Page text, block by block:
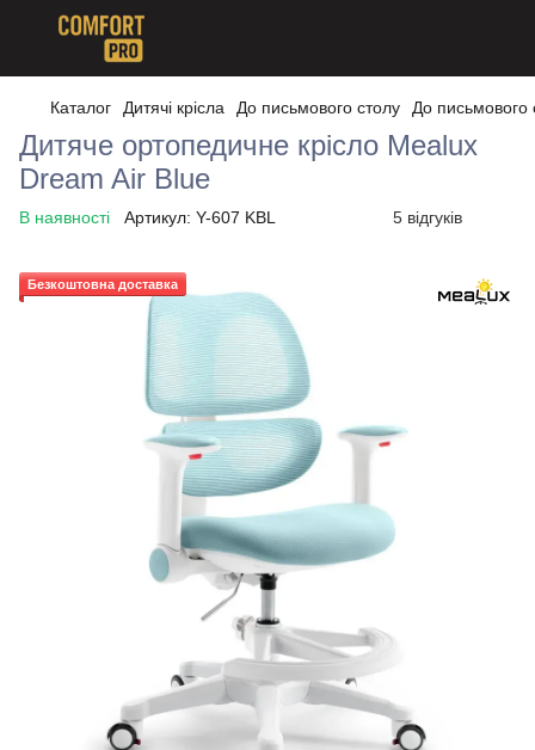
Каталог Дитячі крісла До письмового столу До письмового
Дитяче ортопедичне крісло Mealux
Dream Air Blue
В наявності Артикул: Y-607 KBL 5 відгуків
Безкоштовна доставка